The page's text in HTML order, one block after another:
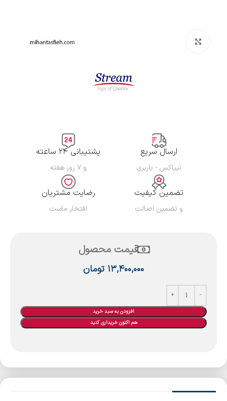
بزرگنمایی تصویر
ارسال سریع
تیپاکس - باربری
پشتیبانی ۲۴ ساعته
و ۷ روز هفته
تضمین کیفیت
و تضمین اصالت
رضایت مشتریان
افتخار ماست
قیمت محصول
۱۳,۴۰۰,۰۰۰ تومان
افزودن به سبد خرید
هم اکنون خریداری کنید